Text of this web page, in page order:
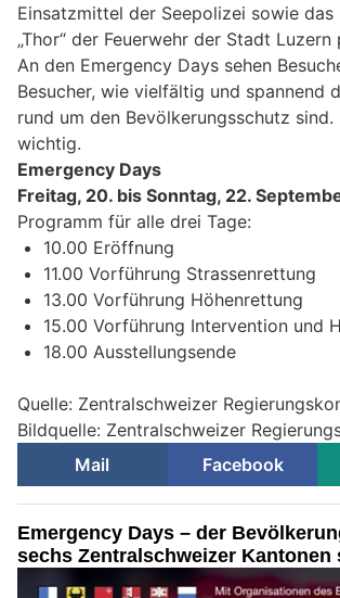
Einsatzmittel der Seepolizei sowie
„Thor“ der Feuerwehr der Stadt
An den Emergency Days sehen
Besucher, wie vielfältig und spannend
rund um den Bevölkerungsschutz sind.
wichtig.
Emergency Days
Freitag, 20. bis Sonntag, 22.
Programm für alle drei Tage:
10.00 Eröffnung
11.00 Vorführung Strassenrettung
13.00 Vorführung Höhenrettung
15.00 Vorführung Intervention und
18.00 Ausstellungsende
Quelle: Zentralschweizer
Bildquelle: Zentralschweizer
Mail
Facebook
Emergency Days – der
sechs Zentralschweizer